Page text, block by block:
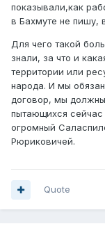
показывали,как
в Бахмуте не пишу,
Для чего такой
знали, за что и
территории или
народа. И мы
договор, мы
пытающихся сейчас
огромный
Рюриковичей.
Quote